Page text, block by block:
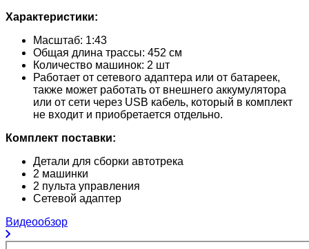
Характеристики:
Масштаб: 1:43
Общая длина трассы: 452 см
Количество машинок: 2 шт
Работает от сетевого адаптера или от батареек,
также может работать от внешнего аккумулятора
или от сети через USB кабель, который в комплект
не входит и приобретается отдельно.
Комплект поставки:
Детали для сборки автотрека
2 машинки
2 пульта управления
Сетевой адаптер
Видеообзор